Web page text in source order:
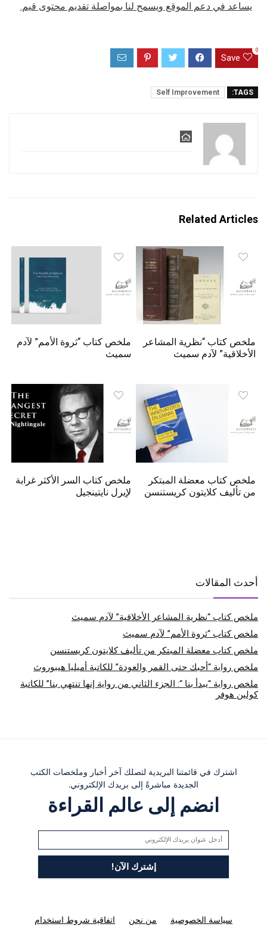
يساعد في دعم الموقع ويسمح لنا بمواصلة تقديم محتوى قيم.
Save
0
TAGS:
Self Improvement
Related Articles
ملخص كتاب “نظرية المشاعر
الأخلاقية” لآدم سميث
ملخص كتاب “ثروة الأمم” لآدم
سميث
ملخص كتاب معضلة المبتكر
من تأليف كلايتون كريستنسن
ملخص كتاب السر الأكثر غرابة
لإيرل نايتينجيل
أحدث المقالات
ملخص كتاب “نظرية المشاعر الأخلاقية” لآدم سميث
ملخص كتاب “ثروة الأمم” لآدم سميث
ملخص كتاب معضلة المبتكر من تأليف كلايتون كريستنسن
ملخص رواية “أحبك حتى القمر والعودة” للكاتبة أميليا هيبوروث
ملخص رواية “يبدأ بنا “: الجزء الثاني من رواية إنها تنتهي بنا” للكاتبة
كولين هوفر
اشترك في قائمتنا البريدية لتصلك آخر أخبار وملخصات الكتب
الجديدة مباشرةً إلى بريدك الإلكتروني.
انضم إلى عالم القراءة
سياسة الخصوصية من نحن اتفاقية شروط استخدام